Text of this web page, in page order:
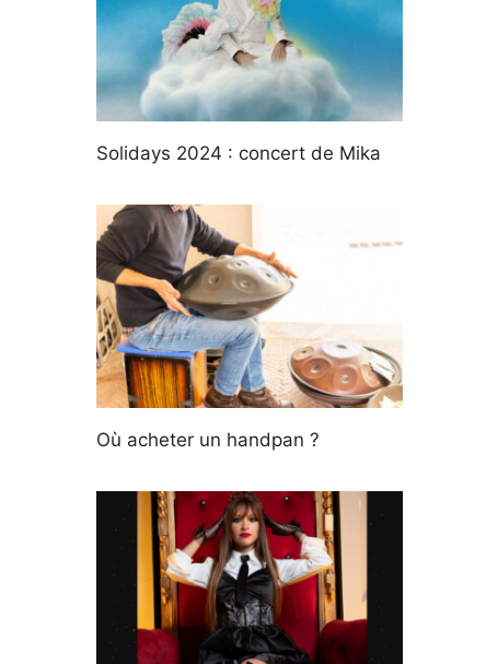
Solidays 2024 : concert de Mika
Où acheter un handpan ?